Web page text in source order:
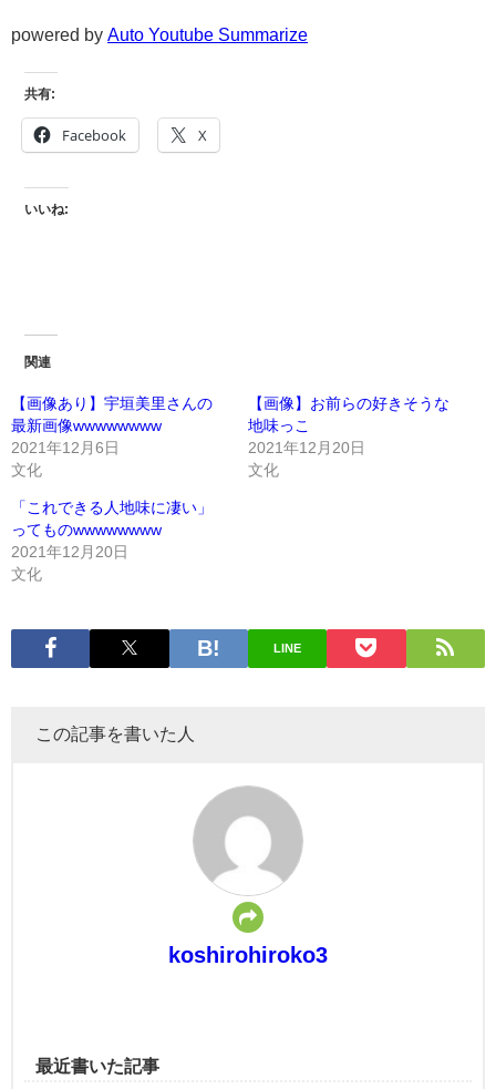
powered by Auto Youtube Summarize
共有:
Facebook X
いいね:
関連
【画像あり】宇垣美里さんの
最新画像wwwwwwww
2021年12月6日
文化
【画像】お前らの好きそうな
地味っこ
2021年12月20日
文化
「これできる人地味に凄い」
ってものwwwwwwww
2021年12月20日
文化
LINE
この記事を書いた人
koshirohiroko3
最近書いた記事